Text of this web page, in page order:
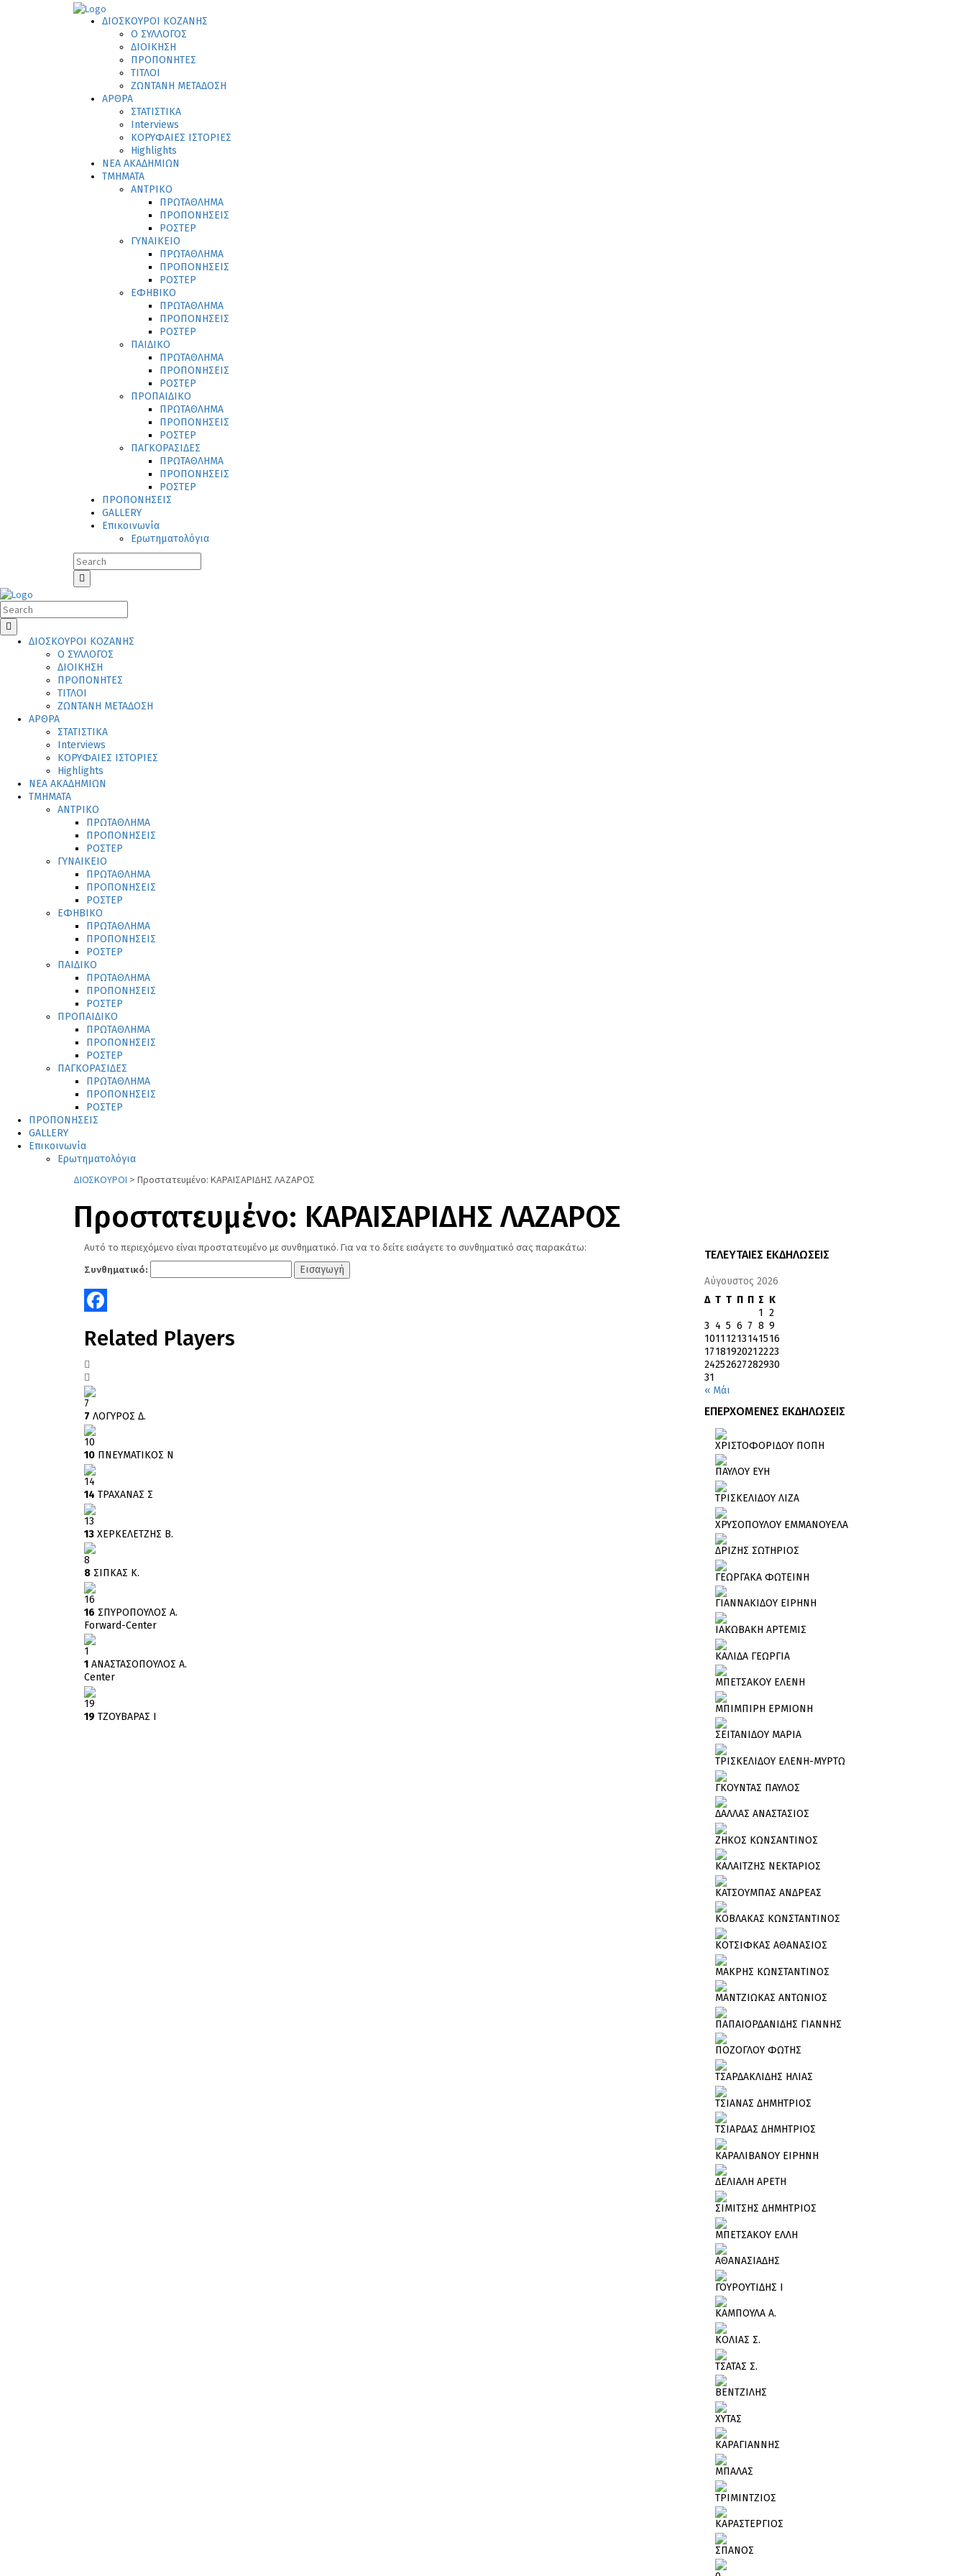
ΔΙΟΣΚΟΥΡΟΙ ΚΟΖΑΝΗΣ
Ο ΣΥΛΛΟΓΟΣ
ΔΙΟΙΚΗΣΗ
ΠΡΟΠΟΝΗΤΕΣ
ΤΙΤΛΟΙ
ΖΩΝΤΑΝΗ ΜΕΤΑΔΟΣΗ
ΑΡΘΡΑ
ΣΤΑΤΙΣΤΙΚΑ
Interviews
ΚΟΡΥΦΑΙΕΣ ΙΣΤΟΡΙΕΣ
Highlights
ΝΕΑ ΑΚΑΔΗΜΙΩΝ
ΤΜΗΜΑΤΑ
ΑΝΤΡΙΚΟ
ΠΡΩΤΑΘΛΗΜΑ
ΠΡΟΠΟΝΗΣΕΙΣ
ΡΟΣΤΕΡ
ΓΥΝΑΙΚΕΙΟ
ΠΡΩΤΑΘΛΗΜΑ
ΠΡΟΠΟΝΗΣΕΙΣ
ΡΟΣΤΕΡ
ΕΦΗΒΙΚΟ
ΠΡΩΤΑΘΛΗΜΑ
ΠΡΟΠΟΝΗΣΕΙΣ
ΡΟΣΤΕΡ
ΠΑΙΔΙΚΟ
ΠΡΩΤΑΘΛΗΜΑ
ΠΡΟΠΟΝΗΣΕΙΣ
ΡΟΣΤΕΡ
ΠΡΟΠΑΙΔΙΚΟ
ΠΡΩΤΑΘΛΗΜΑ
ΠΡΟΠΟΝΗΣΕΙΣ
ΡΟΣΤΕΡ
ΠΑΓΚΟΡΑΣΙΔΕΣ
ΠΡΩΤΑΘΛΗΜΑ
ΠΡΟΠΟΝΗΣΕΙΣ
ΡΟΣΤΕΡ
ΠΡΟΠΟΝΗΣΕΙΣ
GALLERY
Επικοινωνία
Ερωτηματολόγια
ΔΙΟΣΚΟΥΡΟΙ ΚΟΖΑΝΗΣ
Ο ΣΥΛΛΟΓΟΣ
ΔΙΟΙΚΗΣΗ
ΠΡΟΠΟΝΗΤΕΣ
ΤΙΤΛΟΙ
ΖΩΝΤΑΝΗ ΜΕΤΑΔΟΣΗ
ΑΡΘΡΑ
ΣΤΑΤΙΣΤΙΚΑ
Interviews
ΚΟΡΥΦΑΙΕΣ ΙΣΤΟΡΙΕΣ
Highlights
ΝΕΑ ΑΚΑΔΗΜΙΩΝ
ΤΜΗΜΑΤΑ
ΑΝΤΡΙΚΟ
ΠΡΩΤΑΘΛΗΜΑ
ΠΡΟΠΟΝΗΣΕΙΣ
ΡΟΣΤΕΡ
ΓΥΝΑΙΚΕΙΟ
ΠΡΩΤΑΘΛΗΜΑ
ΠΡΟΠΟΝΗΣΕΙΣ
ΡΟΣΤΕΡ
ΕΦΗΒΙΚΟ
ΠΡΩΤΑΘΛΗΜΑ
ΠΡΟΠΟΝΗΣΕΙΣ
ΡΟΣΤΕΡ
ΠΑΙΔΙΚΟ
ΠΡΩΤΑΘΛΗΜΑ
ΠΡΟΠΟΝΗΣΕΙΣ
ΡΟΣΤΕΡ
ΠΡΟΠΑΙΔΙΚΟ
ΠΡΩΤΑΘΛΗΜΑ
ΠΡΟΠΟΝΗΣΕΙΣ
ΡΟΣΤΕΡ
ΠΑΓΚΟΡΑΣΙΔΕΣ
ΠΡΩΤΑΘΛΗΜΑ
ΠΡΟΠΟΝΗΣΕΙΣ
ΡΟΣΤΕΡ
ΠΡΟΠΟΝΗΣΕΙΣ
GALLERY
Επικοινωνία
Ερωτηματολόγια
ΔΙΟΣΚΟΥΡΟΙ > Πρoστατευμένο: ΚΑΡΑΙΣΑΡΙΔΗΣ ΛΑΖΑΡΟΣ
Πρoστατευμένο: ΚΑΡΑΙΣΑΡΙΔΗΣ ΛΑΖΑΡΟΣ
Αυτό το περιεχόμενο είναι προστατευμένο με συνθηματικό. Για να το δείτε εισάγετε το συνθηματικό σας παρακάτω:
Συνθηματικό:
Related Players
7
7 ΛΟΓΥΡΟΣ Δ.
10
10 ΠΝΕΥΜΑΤΙΚΟΣ Ν
14
14 ΤΡΑΧΑΝΑΣ Σ
13
13 ΧΕΡΚΕΛΕΤΖΗΣ Β.
8
8 ΣΙΠΚΑΣ Κ.
16
16 ΣΠΥΡΟΠΟΥΛΟΣ Α.
Forward-Center
1
1 ΑΝΑΣΤΑΣΟΠΟΥΛΟΣ Α.
Center
19
19 ΤΖΟΥΒΑΡΑΣ Ι
ΤΕΛΕΥΤΑΙΕΣ ΕΚΔΗΛΩΣΕΙΣ
Αύγουστος 2026
Δ Τ Τ Π Π Σ Κ
« Μάι
1 2
3 4 5 6 7 8 9
10111213141516
17181920212223
24252627282930
31
ΕΠΕΡΧΟΜΕΝΕΣ ΕΚΔΗΛΩΣΕΙΣ
ΧΡΙΣΤΟΦΟΡΙΔΟΥ ΠΟΠΗ
ΠΑΥΛΟΥ ΕΥΗ
ΤΡΙΣΚΕΛΙΔΟΥ ΛΙΖΑ
ΧΡΥΣΟΠΟΥΛΟΥ ΕΜΜΑΝΟΥΕΛΑ
ΔΡΙΖΗΣ ΣΩΤΗΡΙΟΣ
ΓΕΩΡΓΑΚΑ ΦΩΤΕΙΝΗ
ΓΙΑΝΝΑΚΙΔΟΥ ΕΙΡΗΝΗ
ΙΑΚΩΒΑΚΗ ΑΡΤΕΜΙΣ
ΚΑΛΙΔΑ ΓΕΩΡΓΙΑ
ΜΠΕΤΣΑΚΟΥ ΕΛΕΝΗ
ΜΠΙΜΠΙΡΗ ΕΡΜΙΟΝΗ
ΣΕΙΤΑΝΙΔΟΥ ΜΑΡΙΑ
ΤΡΙΣΚΕΛΙΔΟΥ ΕΛΕΝΗ-ΜΥΡΤΩ
ΓΚΟΥΝΤΑΣ ΠΑΥΛΟΣ
ΔΑΛΛΑΣ ΑΝΑΣΤΑΣΙΟΣ
ΖΗΚΟΣ ΚΩΝΣΑΝΤΙΝΟΣ
ΚΑΛΑΙΤΖΗΣ ΝΕΚΤΑΡΙΟΣ
ΚΑΤΣΟΥΜΠΑΣ ΑΝΔΡΕΑΣ
ΚΟΒΛΑΚΑΣ ΚΩΝΣΤΑΝΤΙΝΟΣ
ΚΟΤΣΙΦΚΑΣ ΑΘΑΝΑΣΙΟΣ
ΜΑΚΡΗΣ ΚΩΝΣΤΑΝΤΙΝΟΣ
ΜΑΝΤΖΙΩΚΑΣ ΑΝΤΩΝΙΟΣ
ΠΑΠΑΙΟΡΔΑΝΙΔΗΣ ΓΙΑΝΝΗΣ
ΠΟΖΟΓΛΟΥ ΦΩΤΗΣ
ΤΣΑΡΔΑΚΛΙΔΗΣ ΗΛΙΑΣ
ΤΣΙΑΝΑΣ ΔΗΜΗΤΡΙΟΣ
ΤΣΙΑΡΔΑΣ ΔΗΜΗΤΡΙΟΣ
ΚΑΡΑΛΙΒΑΝΟΥ ΕΙΡΗΝΗ
ΔΕΛΙΑΛΗ ΑΡΕΤΗ
ΣΙΜΙΤΣΗΣ ΔΗΜΗΤΡΙΟΣ
ΜΠΕΤΣΑΚΟΥ ΕΛΛΗ
ΑΘΑΝΑΣΙΑΔΗΣ
ΓΟΥΡΟΥΤΙΔΗΣ Ι
ΚΑΜΠΟΥΛΑ Α.
ΚΟΛΙΑΣ Σ.
ΤΣΑΤΑΣ Σ.
ΒΕΝΤΖΙΛΗΣ
ΧΥΤΑΣ
ΚΑΡΑΓΙΑΝΝΗΣ
ΜΠΑΛΑΣ
ΤΡΙΜΙΝΤΖΙΟΣ
ΚΑΡΑΣΤΕΡΓΙΟΣ
ΣΠΑΝΟΣ